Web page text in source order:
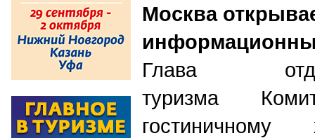
Москва
Глава
туризма
гостиничному